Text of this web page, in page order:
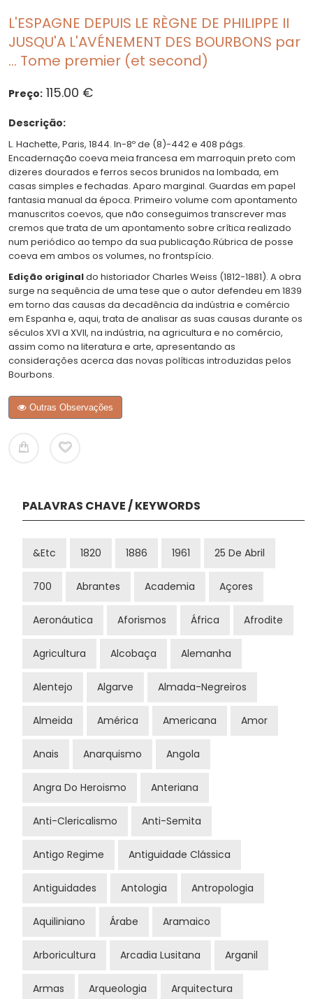
L'ESPAGNE DEPUIS LE RÈGNE DE PHILIPPE II
JUSQU'A L'AVÉNEMENT DES BOURBONS par
... Tome premier (et second)
Preço: 115.00 €
Descrição:
L. Hachette, Paris, 1844. In-8º de (8)-442 e 408 págs.
Encadernação coeva meia francesa em marroquin preto com
dizeres dourados e ferros secos brunidos na lombada, em
casas simples e fechadas. Aparo marginal. Guardas em papel
fantasia manual da época. Primeiro volume com apontamento
manuscritos coevos, que não conseguimos transcrever mas
cremos que trata de um apontamento sobre crítica realizado
num periódico ao tempo da sua publicação.Rúbrica de posse
coeva em ambos os volumes, no frontspício.
Edição originaldo historiador Charles Weiss (1812-1881). A obra
surge na sequência de uma tese que o autor defendeu em 1839
em torno das causas da decadência da indústria e comércio
em Espanha e, aqui, trata de analisar as suas causas durante os
séculos XVI a XVII, na indústria, na agricultura e no comércio,
assim como na literatura e arte, apresentando as
considerações acerca das novas políticas introduzidas pelos
Bourbons.
Outras Observações
PALAVRAS CHAVE / KEYWORDS
&etc 1820 1886 1961 25 De Abril
700 Abrantes Academia Açores
Aeronáutica Aforismos África Afrodite
Agricultura Alcobaça Alemanha
Alentejo Algarve Almada-Negreiros
Almeida América Americana Amor
Anais Anarquismo Angola
Angra Do Heroismo Anteriana
Anti-Clericalismo Anti-Semita
Antigo Regime Antiguidade Clássica
Antiguidades Antologia Antropologia
Aquiliniano Árabe Aramaico
Arboricultura Arcadia Lusitana Arganil
Armas Arqueologia Arquitectura